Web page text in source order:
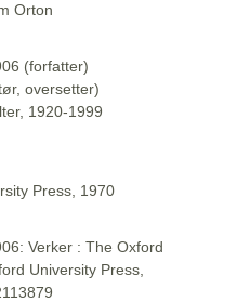
Orton
(forfatter)
oversetter)
1920-1999
Press, 1970
Verker : The Oxford
University Press,